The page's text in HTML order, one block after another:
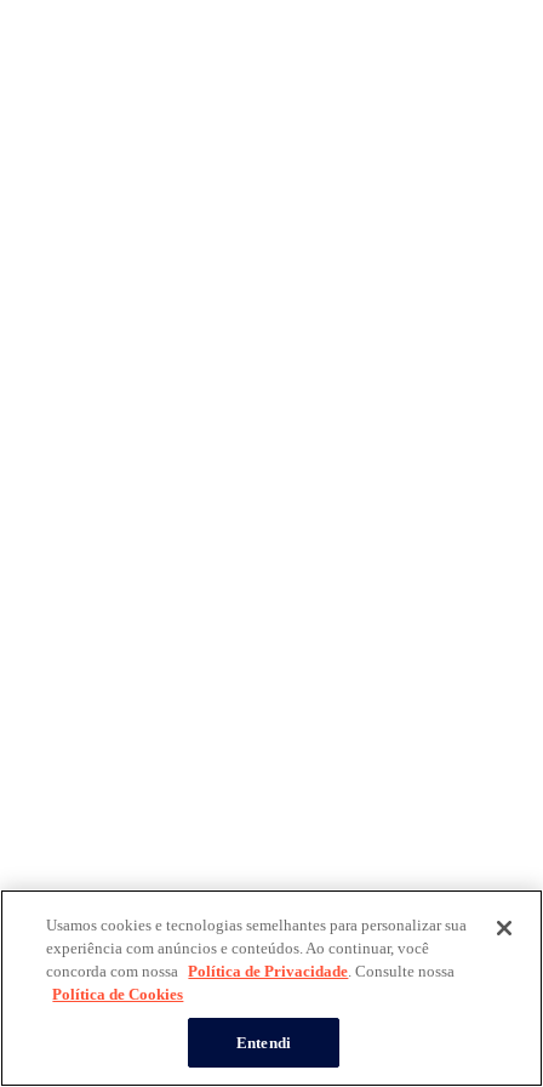
Usamos cookies e tecnologias semelhantes para personalizar sua
experiência com anúncios e conteúdos. Ao continuar, você
concorda com nossa Política de Privacidade. Consulte nossa
Política de Cookies
Entendi